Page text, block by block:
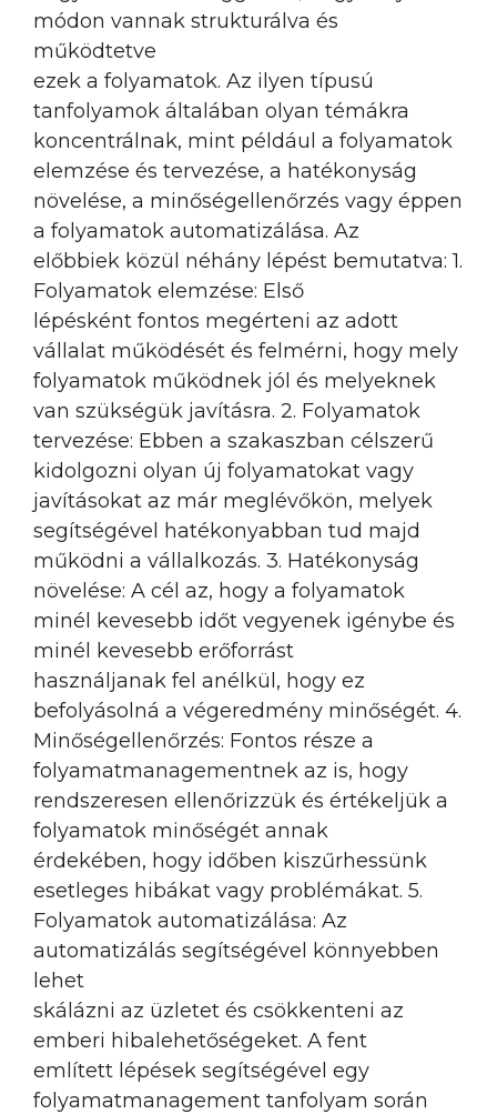
módon vannak strukturálva és
működtetve
ezek a folyamatok. Az ilyen típusú
tanfolyamok általában olyan témákra
koncentrálnak, mint például a folyamatok
elemzése és tervezése, a hatékonyság
növelése, a minőségellenőrzés vagy éppen
a folyamatok automatizálása. Az
előbbiek közül néhány lépést bemutatva: 1.
Folyamatok elemzése: Első
lépésként fontos megérteni az adott
vállalat működését és felmérni, hogy mely
folyamatok működnek jól és melyeknek
van szükségük javításra. 2. Folyamatok
tervezése: Ebben a szakaszban célszerű
kidolgozni olyan új folyamatokat vagy
javításokat az már meglévőkön, melyek
segítségével hatékonyabban tud majd
működni a vállalkozás. 3. Hatékonyság
növelése: A cél az, hogy a folyamatok
minél kevesebb időt vegyenek igénybe és
minél kevesebb erőforrást
használjanak fel anélkül, hogy ez
befolyásolná a végeredmény minőségét. 4.
Minőségellenőrzés: Fontos része a
folyamatmanagementnek az is, hogy
rendszeresen ellenőrizzük és értékeljük a
folyamatok minőségét annak
érdekében, hogy időben kiszűrhessünk
esetleges hibákat vagy problémákat. 5.
Folyamatok automatizálása: Az
automatizálás segítségével könnyebben
lehet
skálázni az üzletet és csökkenteni az
emberi hibalehetőségeket. A fent
említett lépések segítségével egy
folyamatmanagement tanfolyam során